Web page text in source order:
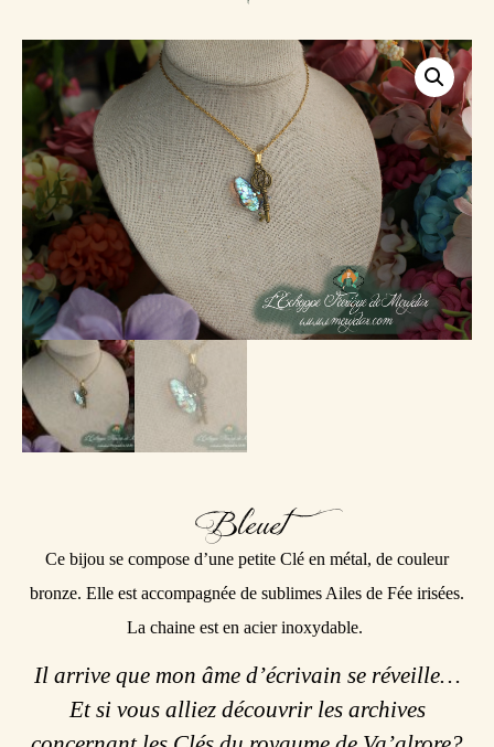
Bleuet
Ce bijou se compose d’une petite Clé en métal, de couleur
bronze. Elle est accompagnée de sublimes Ailes de Fée irisées.
La chaine est en acier inoxydable.
Il arrive que mon âme d’écrivain se réveille…
Et si vous alliez découvrir les archives